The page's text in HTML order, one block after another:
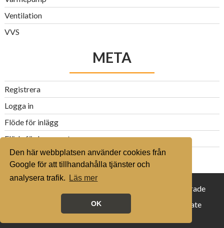
Den här webbplatsen använder cookies från
Google för att tillhandahålla tjänster och
analysera trafik.
Läs mer
OK
Ventilation
VVS
META
Registrera
Logga in
Flöde för inlägg
Flöde för kommentarer
WordPress.org
© 2016 husvillaguiden.se - Alla rättigheter reserverade
Proudly powered by WordPress
Theme: Corporate
Plus byAcme Themes